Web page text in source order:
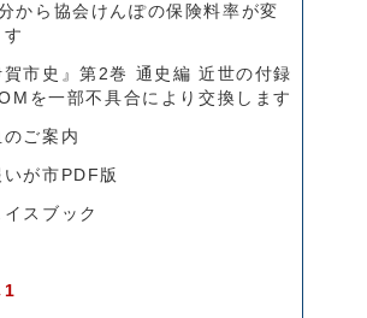
から協会けんぽの保険料率が変
賀市史』第2巻 通史編 近世の付録
を一部不具合により交換します
のご案内
いが市PDF版
イスブック